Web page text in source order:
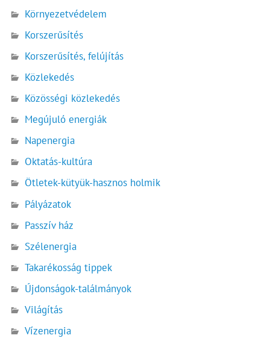
Környezetvédelem
Korszerűsítés
Korszerűsítés, felújítás
Közlekedés
Közösségi közlekedés
Megújuló energiák
Napenergia
Oktatás-kultúra
Ötletek-kütyük-hasznos holmik
Pályázatok
Passzív ház
Szélenergia
Takarékosság tippek
Újdonságok-találmányok
Világítás
Vízenergia